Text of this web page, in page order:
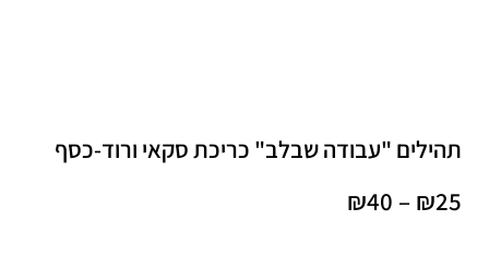
תהילים "עבודה שבלב" כריכת סקאי ורוד-כסף
₪25
–
₪40